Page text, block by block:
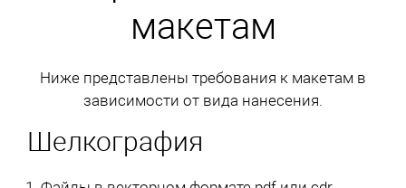
макетам
Ниже представлены требования к макетам в
зависимости от вида нанесения.
Шелкография